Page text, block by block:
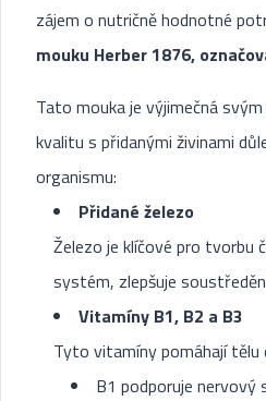
zájem o nutričně hodnotné
mouku Herber 1876,
Tato mouka je výjimečná
kvalitu s přidanými živinami
organismu:
Přidané železo
Železo je klíčové pro tvorbu
systém, zlepšuje
Vitamíny B1, B2 a B3
Tyto vitamíny pomáhají
B1 podporuje nervový